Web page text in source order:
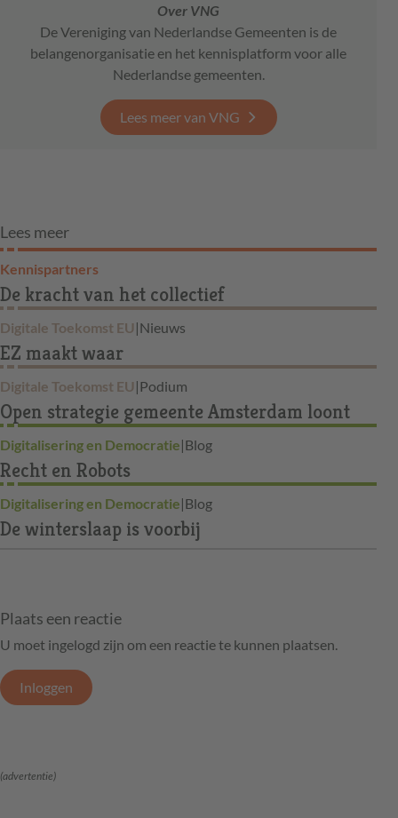
Over VNG
De Vereniging van Nederlandse Gemeenten is de
belangenorganisatie en het kennisplatform voor alle
Nederlandse gemeenten.
Lees meer van VNG
Lees meer
Kennispartners
De kracht van het collectief
Digitale Toekomst EU |Nieuws
EZ maakt waar
Digitale Toekomst EU |Podium
Open strategie gemeente Amsterdam loont
Digitalisering en Democratie|Blog
Recht en Robots
Digitalisering en Democratie|Blog
De winterslaap is voorbij
Plaats een reactie
U moet ingelogd zijn om een reactie te kunnen plaatsen.
Inloggen
(advertentie)